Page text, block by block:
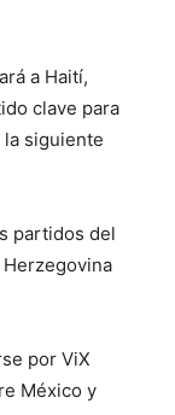
a Haití,
clave para
siguiente
partidos del
Herzegovina
por ViX
México y